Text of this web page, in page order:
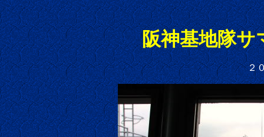
阪神基地隊サ
２